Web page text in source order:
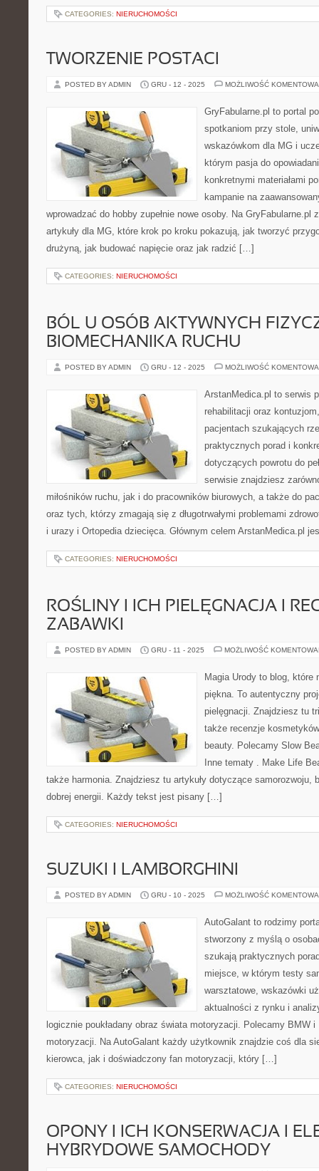
CATEGORIES: NIERUCHOMOŚCI
TWORZENIE POSTACI
POSTED BY ADMIN GRU - 12 - 2025 MOŻLIWOŚĆ
GryFabularne.pl to portal
spotkaniom przy stole,
wskazówkom dla MG i
którym pasja do
konkretnymi materiałami
kampanie na
wprowadzać do hobby zupełnie nowe osoby. Na GryFabularne.pl
artykuły dla MG, które krok po kroku pokazują, jak tworzyć
drużyną, jak budować napięcie oraz jak radzić […]
CATEGORIES: NIERUCHOMOŚCI
BÓL U OSÓB AKTYWNYCH
BIOMECHANIKA RUCHU
POSTED BY ADMIN GRU - 12 - 2025 MOŻLIWOŚĆ
ArstanMedica.pl to serwis
rehabilitacji oraz
pacjentach szukających
praktycznych porad i
dotyczących powrotu do
serwisie znajdziesz
miłośników ruchu, jak i do pracowników biurowych, a także do
oraz tych, którzy zmagają się z długotrwałymi problemami
i urazy i Ortopedia dziecięca. Głównym celem ArstanMedica.pl
CATEGORIES: NIERUCHOMOŚCI
ROŚLINY I ICH PIELĘGNACJA I
ZABAWKI
POSTED BY ADMIN GRU - 11 - 2025 MOŻLIWOŚĆ
Magia Urody to blog, które
piękna. To autentyczny
pielęgnacji. Znajdziesz tu
także recenzje
beauty. Polecamy Slow
Inne tematy . Make Life
także harmonia. Znajdziesz tu artykuły dotyczące samorozwoju,
dobrej energii. Każdy tekst jest pisany […]
CATEGORIES: NIERUCHOMOŚCI
SUZUKI I LAMBORGHINI
POSTED BY ADMIN GRU - 10 - 2025 MOŻLIWOŚĆ
AutoGalant to rodzimy
stworzony z myślą o
szukają praktycznych
miejsce, w którym testy
warsztatowe, wskazówki
aktualności z rynku i
logicznie poukładany obraz świata motoryzacji. Polecamy BMW i
motoryzacji. Na AutoGalant każdy użytkownik znajdzie coś dla
kierowca, jak i doświadczony fan motoryzacji, który […]
CATEGORIES: NIERUCHOMOŚCI
OPONY I ICH KONSERWACJA I
HYBRYDOWE SAMOCHODY